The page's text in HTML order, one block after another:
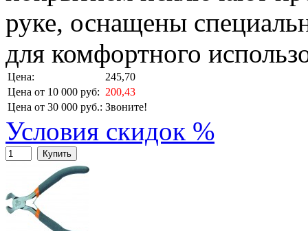
руке, оснащены
для комфортного
Цена:
245,70
Цена от 10 000 руб: 200,43
Цена от 30 000 руб.: Звоните!
Условия скидок %
Купить